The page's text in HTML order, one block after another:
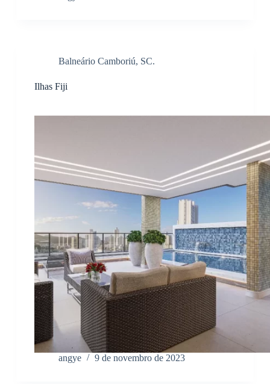
Balneário Camboriú, SC.
Ilhas Fiji
angye 9 de novembro de 2023